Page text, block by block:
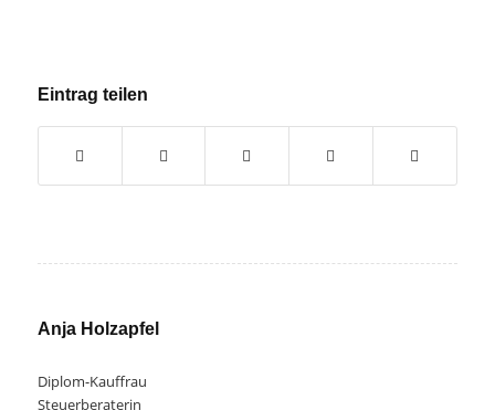
Eintrag teilen
Anja Holzapfel
Diplom-Kauffrau
Steuerberaterin